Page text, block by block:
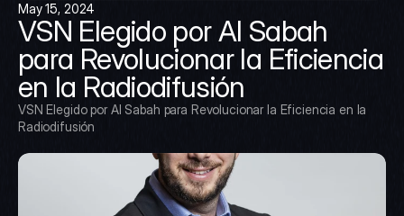
May 15, 2024
VSN Elegido por Al Sabah
para Revolucionar la Eficiencia
en la Radiodifusión
VSN Elegido por Al Sabah para Revolucionar la Eficiencia en la
Radiodifusión